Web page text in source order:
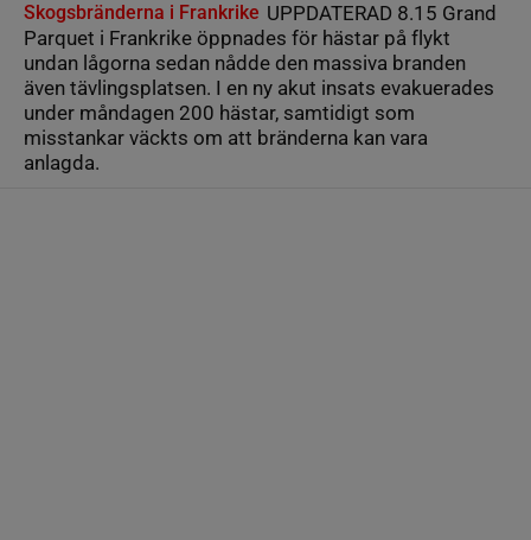
Skogsbränderna i Frankrike UPPDATERAD 8.15 Grand
Parquet i Frankrike öppnades för hästar på flykt
undan lågorna sedan nådde den massiva branden
även tävlingsplatsen. I en ny akut insats evakuerades
under måndagen 200 hästar, samtidigt som
misstankar väckts om att bränderna kan vara
anlagda.